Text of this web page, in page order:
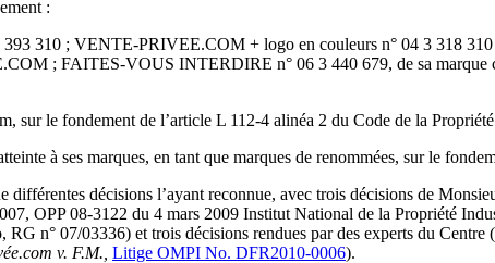
:
393 310 ; VENTE-PRIVEE.COM + logo en couleurs n° 04 3 318
; FAITES-VOUS INTERDIRE n° 06 3 440 679, de sa
sur le fondement de l’article L 112-4 alinéa 2 du Code de la
à ses marques, en tant que marques de renommées, sur le
décisions l’ayant reconnue, avec trois décisions de
OPP 08-3122 du 4 mars 2009 Institut National de la Propriété
n° 07/03336) et trois décisions rendues par des experts du Centre (
v. F.M., Litige OMPI No. DFR2010-0006).